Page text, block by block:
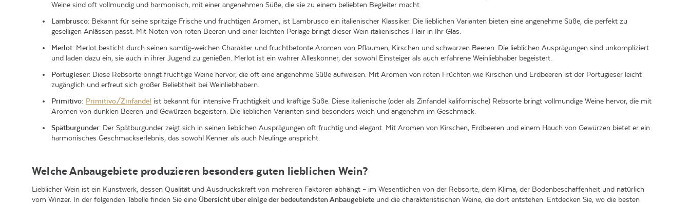
Weine sind oft vollmundig und harmonisch, mit einer angenehmen Süße, die sie zu einem beliebten Begleiter macht.
Lambrusco: Bekannt für seine spritzige Frische und fruchtigen Aromen, ist Lambrusco ein italienischer Klassiker. Die lieblichen Varianten bieten eine angenehme Süße, die perfekt zu
geselligen Anlässen passt. Mit Noten von roten Beeren und einer leichten Perlage bringt dieser Wein italienisches Flair in Ihr Glas.
Merlot: Merlot besticht durch seinen samtig-weichen Charakter und fruchtbetonte Aromen von Pflaumen, Kirschen und schwarzen Beeren. Die lieblichen Ausprägungen sind unkompliziert
und laden dazu ein, sie auch in ihrer Jugend zu genießen. Merlot ist ein wahrer Alleskönner, der sowohl Einsteiger als auch erfahrene Weinliebhaber begeistert.
Portugieser: Diese Rebsorte bringt fruchtige Weine hervor, die oft eine angenehme Süße aufweisen. Mit Aromen von roten Früchten wie Kirschen und Erdbeeren ist der Portugieser leicht
zugänglich und erfreut sich großer Beliebtheit bei Weinliebhabern.
Primitivo: Primitivo/Zinfandel ist bekannt für intensive Fruchtigkeit und kräftige Süße. Diese italienische (oder als Zinfandel kalifornische) Rebsorte bringt vollmundige Weine hervor, die mit
Aromen von dunklen Beeren und Gewürzen begeistern. Die lieblichen Varianten sind besonders weich und angenehm im Geschmack.
Spätburgunder: Der Spätburgunder zeigt sich in seinen lieblichen Ausprägungen oft fruchtig und elegant. Mit Aromen von Kirschen, Erdbeeren und einem Hauch von Gewürzen bietet er ein
harmonisches Geschmackserlebnis, das sowohl Kenner als auch Neulinge anspricht.
Welche Anbaugebiete produzieren besonders guten lieblichen Wein?
Lieblicher Wein ist ein Kunstwerk, dessen Qualität und Ausdruckskraft von mehreren Faktoren abhängt – im Wesentlichen von der Rebsorte, dem Klima, der Bodenbeschaffenheit und natürlich
vom Winzer. In der folgenden Tabelle finden Sie eine Übersicht über einige der bedeutendsten Anbaugebiete und die charakteristischen Weine, die dort entstehen. Entdecken Sie, wo die besten